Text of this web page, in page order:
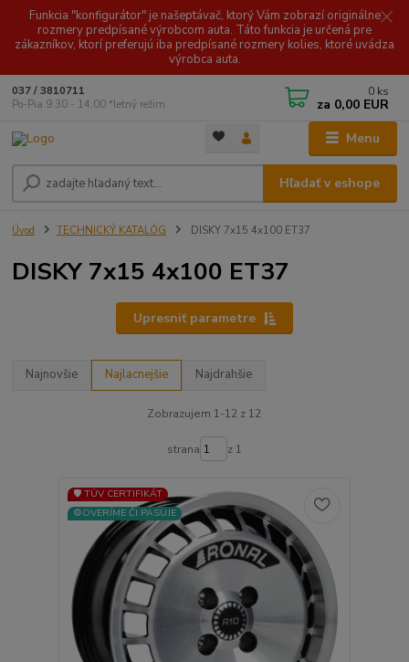
Funkcia "konfigurátor" je našeptávač, ktorý Vám zobrazí originálne
rozmery predpísané výrobcom auta. Táto funkcia je určená pre
zákazníkov, ktorí preferujú iba predpísané rozmery kolies, ktoré uvádza
výrobca auta.
Menu
Hľadať v eshope
037 / 3810711
Po-Pia 9.30 - 14.00 *letný režim
0 ks
za 0,00 EUR
Úvod TECHNICKÝ KATALÓG DISKY 7x15 4x100 ET37
DISKY 7x15 4x100 ET37
Upresniť parametre
Najnovšie Najlacnejšie Najdrahšie
Zobrazujem 1-12 z 12
strana z 1
🛡️ TÜV CERTIFIKÁT
⚙️OVERÍME ČI PASUJE